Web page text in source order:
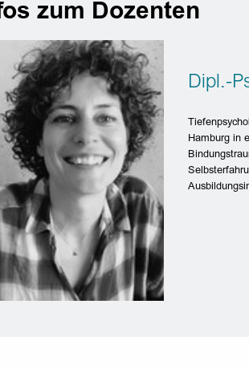
zum Dozenten
Dipl.-
Hamburg in